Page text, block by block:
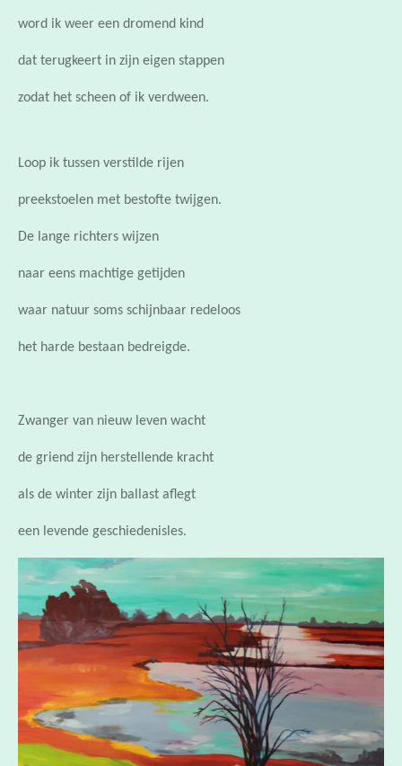
dat terugkeert in zijn eigen stappen
zodat het scheen of ik verdween.
preekstoelen met bestofte twijgen.
De lange richters wijzen
naar eens machtige getijden
waar natuur soms schijnbaar redeloos
het harde bestaan bedreigde.
de griend zijn herstellende kracht
als de winter zijn ballast aflegt
een levende geschiedenisles.